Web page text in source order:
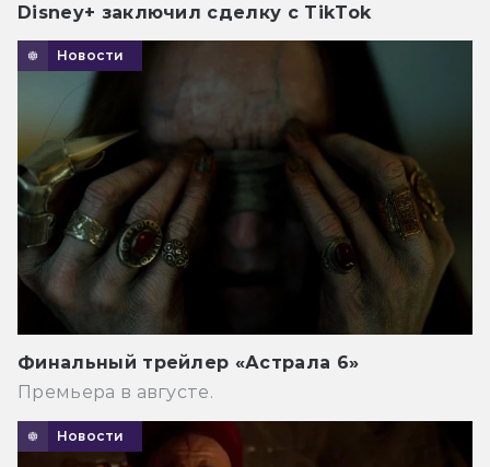
Disney+ заключил сделку с TikTok
Новости
Финальный трейлер «Астрала 6»
Премьера в августе.
Новости